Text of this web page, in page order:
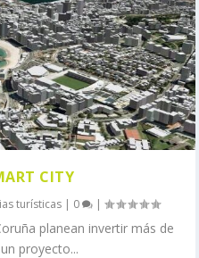
CITY
turísticas | 0 |
planean invertir más de
proyecto...